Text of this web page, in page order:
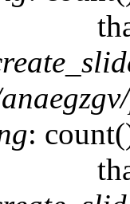
: